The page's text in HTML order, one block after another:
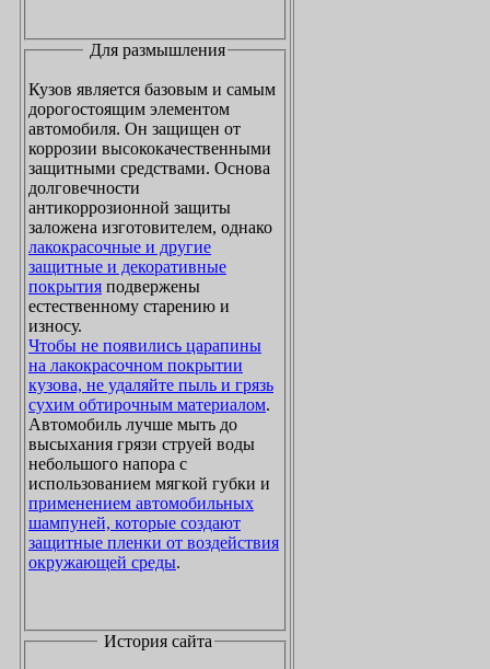
Для размышления
Кузов является базовым и самым
дорогостоящим элементом
автомобиля. Он защищен от
коррозии высококачественными
защитными средствами. Основа
долговечности
антикоррозионной защиты
заложена изготовителем, однако
лакокрасочные и другие
защитные и декоративные
покрытия подвержены
естественному старению и
износу.
Чтобы не появились царапины
на лакокрасочном покрытии
кузова, не удаляйте пыль и грязь
сухим обтирочным материалом.
Автомобиль лучше мыть до
высыхания грязи струей воды
небольшого напора с
использованием мягкой губки и
применением автомобильных
шампуней, которые создают
защитные пленки от воздействия
окружающей среды.
История сайта